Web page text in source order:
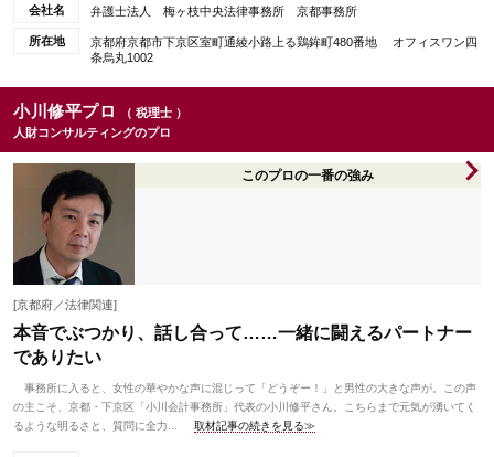
会社名
弁護士法人 梅ヶ枝中央法律事務所 京都事務所
所在地
京都府京都市下京区室町通綾小路上る鶏鉾町480番地 オフィスワン四
条烏丸1002
小川修平プロ
（ 税理士 ）
人財コンサルティングのプロ
このプロの一番の強み
[京都府／法律関連]
本音でぶつかり、話し合って……一緒に闘えるパートナー
でありたい
事務所に入ると、女性の華やかな声に混じって「どうぞー！」と男性の大きな声が。この声
の主こそ、京都・下京区「小川会計事務所」代表の小川修平さん。こちらまで元気が湧いてく
るような明るさと、質問に全力...
取材記事の続きを見る≫